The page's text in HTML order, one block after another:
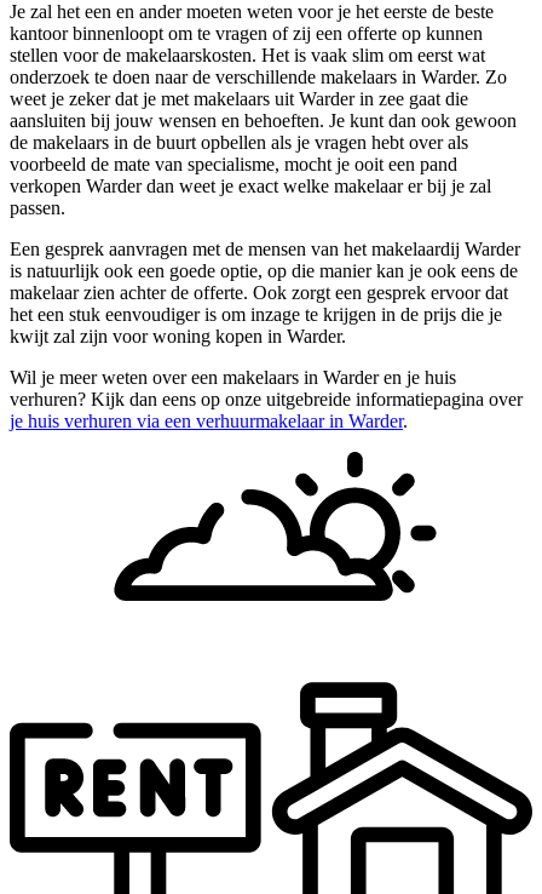
Je zal het een en ander moeten weten voor je het eerste de beste
kantoor binnenloopt om te vragen of zij een offerte op kunnen
stellen voor de makelaarskosten. Het is vaak slim om eerst wat
onderzoek te doen naar de verschillende makelaars in Warder. Zo
weet je zeker dat je met makelaars uit Warder in zee gaat die
aansluiten bij jouw wensen en behoeften. Je kunt dan ook gewoon
de makelaars in de buurt opbellen als je vragen hebt over als
voorbeeld de mate van specialisme, mocht je ooit een pand
verkopen Warder dan weet je exact welke makelaar er bij je zal
passen.
Een gesprek aanvragen met de mensen van het makelaardij Warder
is natuurlijk ook een goede optie, op die manier kan je ook eens de
makelaar zien achter de offerte. Ook zorgt een gesprek ervoor dat
het een stuk eenvoudiger is om inzage te krijgen in de prijs die je
kwijt zal zijn voor woning kopen in Warder.
Wil je meer weten over een makelaars in Warder en je huis
verhuren? Kijk dan eens op onze uitgebreide informatiepagina over
je huis verhuren via een verhuurmakelaar in Warder.